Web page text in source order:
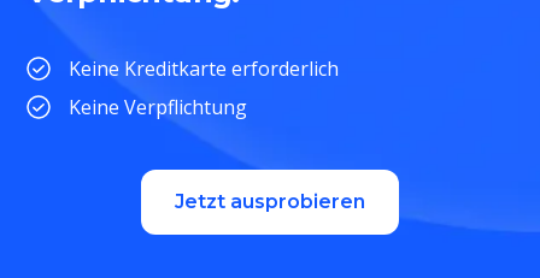
Keine Kreditkarte erforderlich
Keine Verpflichtung
Jetzt ausprobieren